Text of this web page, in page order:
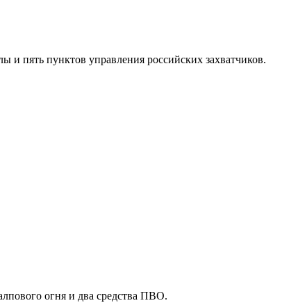
пять пунктов управления российских захватчиков.
огня и два средства ПВО.